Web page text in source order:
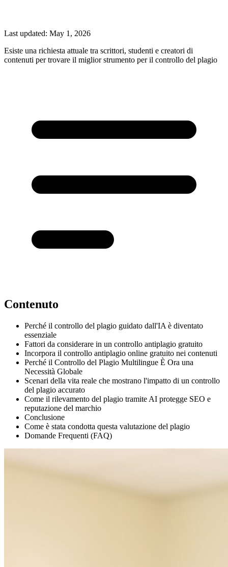
Last updated: May 1, 2026
Esiste una richiesta attuale tra scrittori, studenti e creatori di
contenuti per trovare il miglior strumento per il controllo del plagio
Contenuto
Perché il controllo del plagio guidato dall'IA è diventato
essenziale
Fattori da considerare in un controllo antiplagio gratuito
Incorpora il controllo antiplagio online gratuito nei contenuti
Perché il Controllo del Plagio Multilingue È Ora una
Necessità Globale
Scenari della vita reale che mostrano l'impatto di un controllo
del plagio accurato
Come il rilevamento del plagio tramite AI protegge SEO e
reputazione del marchio
Conclusione
Come è stata condotta questa valutazione del plagio
Domande Frequenti (FAQ)